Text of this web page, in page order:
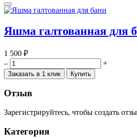
Яшма галтованная для
1 500 ₽
–
+
Заказать в 1 клик Купить
Отзыв
Зарегистрируйтесь, чтобы создать
Категория